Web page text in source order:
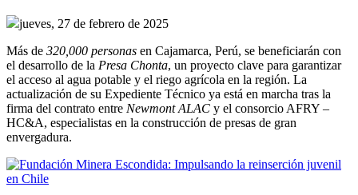
jueves, 27 de febrero de 2025
Más de 320,000 personas en Cajamarca, Perú, se beneficiarán con
el desarrollo de la Presa Chonta, un proyecto clave para garantizar
el acceso al agua potable y el riego agrícola en la región. La
actualización de su Expediente Técnico ya está en marcha tras la
firma del contrato entre Newmont ALAC y el consorcio AFRY –
HC&A, especialistas en la construcción de presas de gran
envergadura.